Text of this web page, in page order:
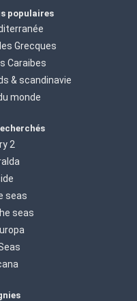
populaires
Grecques
Caraibes
& scandinavie
monde
2
seas
seas